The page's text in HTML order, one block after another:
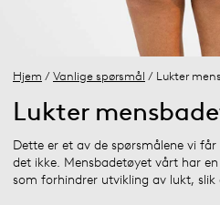
Hjem / Vanlige spørsmål / Lukter
Lukter
Dette er et av de spørsmålene vi
det ikke. Mensbadetøyet vårt har
som forhindrer utvikling av lukt, slik